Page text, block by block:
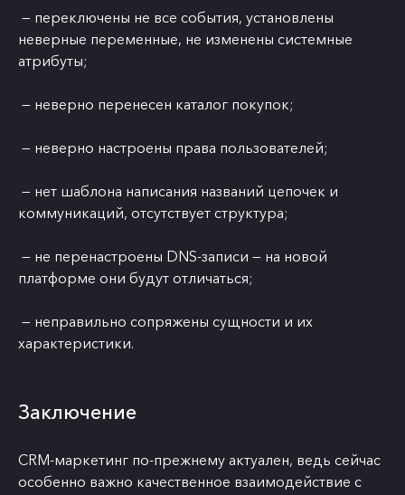
— переключены не все события, установлены
неверные переменные, не изменены системные
атрибуты;
— неверно перенесен каталог покупок;
— неверно настроены права пользователей;
— нет шаблона написания названий цепочек и
коммуникаций, отсутствует структура;
— не перенастроены DNS-записи — на новой
платформе они будут отличаться;
— неправильно сопряжены сущности и их
характеристики.
Заключение
CRM-маркетинг по-прежнему актуален, ведь сейчас
особенно важно качественное взаимодействие с